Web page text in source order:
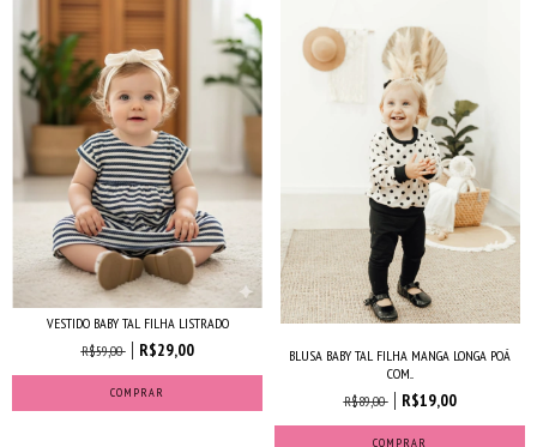
VESTIDO BABY TAL FILHA LISTRADO
R$59,00
R$29,00
COMPRAR
BLUSA BABY TAL FILHA MANGA LONGA POÁ
COM...
R$89,00
R$19,00
COMPRAR